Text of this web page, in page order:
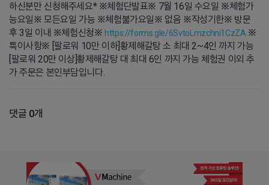
하신분만 신청해주세요* ※체험단발표※ 7월 16일 수요일 ※체험가
능요일※ 모든요일 가능 ※체험불가요일※ 없음 ※작성기한※ 방문
후 3일 이내 ※체험신청※ https://forms.gle/6SvtoLmzchni1CzZA※
특이사항※ [팔로워 10만 이하]황제해갈탕 소 최대 2~4인 까지 가능
[팔로워 20만 이상]황제해갈탕 대 최대 6인 까지 가능 체험권 이외 추
가 주문은 본인부담입니다.
댓글 0개